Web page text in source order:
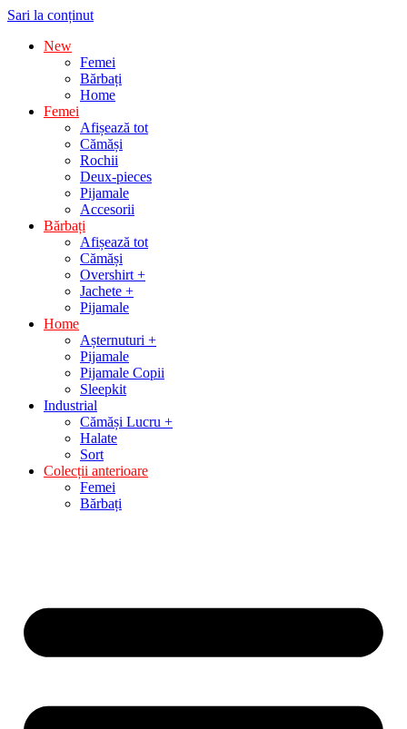
Sari la conținut
New
Femei
Bărbați
Home
Femei
Afișează tot
Cămăși
Rochii
Deux-pieces
Pijamale
Accesorii
Bărbați
Afișează tot
Cămăși
Overshirt +
Jachete +
Pijamale
Home
Așternuturi +
Pijamale
Pijamale Copii
Sleepkit
Industrial
Cămăși Lucru +
Halate
Sort
Colecții anterioare
Femei
Bărbați